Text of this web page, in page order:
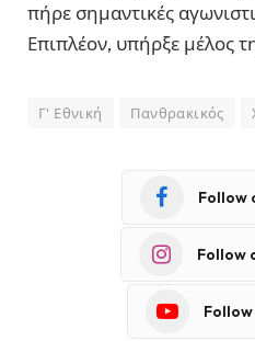
πήρε σημαντικές
Επιπλέον, υπήρξε μέλος
Γ' Εθνική Πανθρακικός
Follow
Follow
Follow